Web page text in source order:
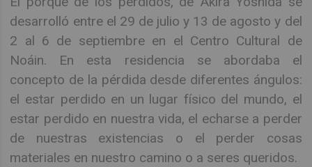
desarrolló entre el 29 de julio y 13 de agosto y del
2 al 6 de septiembre en el Centro Cultural de
Noáin. En esta residencia se abordaba el
concepto de la pérdida desde diferentes ángulos:
el estar perdido en un lugar físico del mundo, el
estar perdido en nuestra vida, el echarse a perder
de nuestras existencias o el perder cosas
materiales en nuestro camino o a seres queridos.